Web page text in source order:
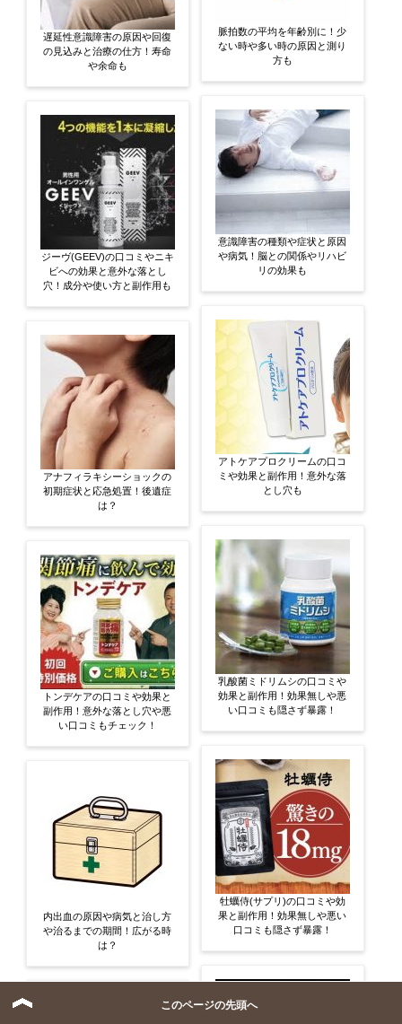
遅延性意識障害の原因や回復
の見込みと治療の仕方！寿命
や余命も
ジーヴ(GEEV)の口コミやニキ
ビへの効果と意外な落とし
穴！成分や使い方と副作用も
アナフィラキシーショックの
初期症状と応急処置！後遺症
は？
トンデケアの口コミや効果と
副作用！意外な落とし穴や悪
い口コミもチェック！
内出血の原因や病気と治し方
や治るまでの期間！広がる時
は？
脈拍数の平均を年齢別に！少
ない時や多い時の原因と測り
方も
意識障害の種類や症状と原因
や病気！脳との関係やリハビ
リの効果も
アトケアプロクリームの口コ
ミや効果と副作用！意外な落
とし穴も
乳酸菌ミドリムシの口コミや
効果と副作用！効果無しや悪
い口コミも隠さず暴露！
牡蠣侍(サプリ)の口コミや効
果と副作用！効果無しや悪い
口コミも隠さず暴露！
このページの先頭へ